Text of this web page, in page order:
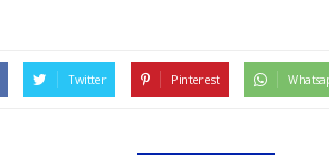
Twitter Pinterest